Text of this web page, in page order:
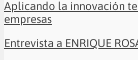
Aplicando la innovación
empresas
Entrevista a ENRIQUE